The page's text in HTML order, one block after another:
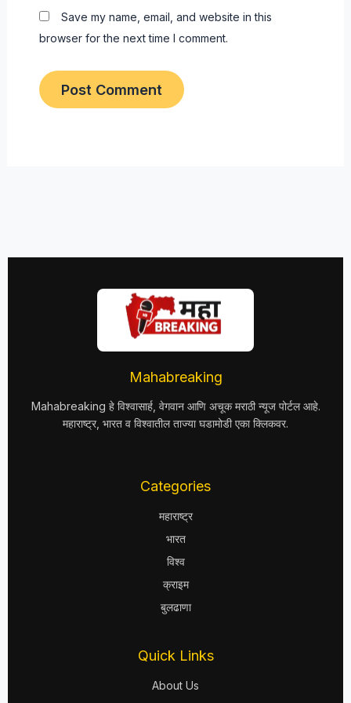
Save my name, email, and website in this
browser for the next time I comment.
Mahabreaking
Mahabreaking हे विश्वासार्ह, वेगवान आणि अचूक मराठी न्यूज पोर्टल आहे.
महाराष्ट्र, भारत व विश्वातील ताज्या घडामोडी एका क्लिकवर.
Categories
महाराष्ट्र
भारत
विश्व
क्राइम
बुलढाणा
Quick Links
About Us